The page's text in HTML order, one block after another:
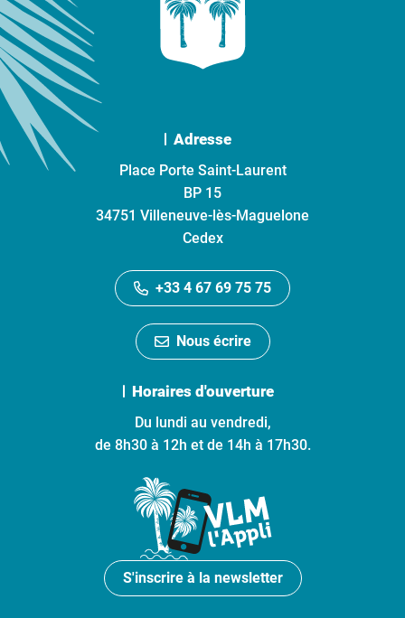
Adresse
Place Porte Saint-Laurent
BP 15
34751 Villeneuve-lès-Maguelone
Cedex
+33 4 67 69 75 75
Nous écrire
Horaires d'ouverture
Du lundi au vendredi,
de 8h30 à 12h et de 14h à 17h30.
S'inscrire à la newsletter